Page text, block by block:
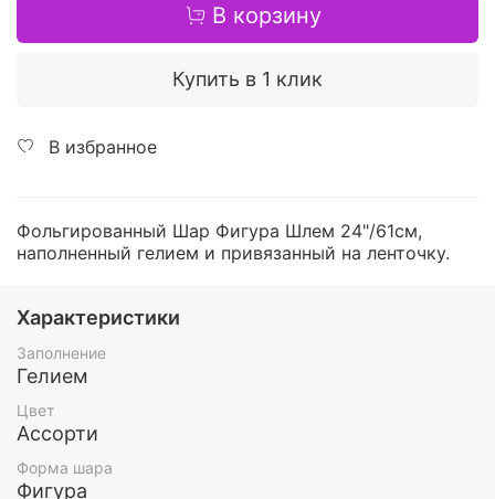
В корзину
Купить в 1 клик
В избранное
Фольгированный Шар Фигура Шлем 24"/61см,
наполненный гелием и привязанный на ленточку.
Характеристики
Заполнение
Гелием
Цвет
Ассорти
Форма шара
Фигура